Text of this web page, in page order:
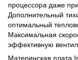
процессора даже
Дополнительный
оптимальный
Максимальная
эффективную
Материнская плата